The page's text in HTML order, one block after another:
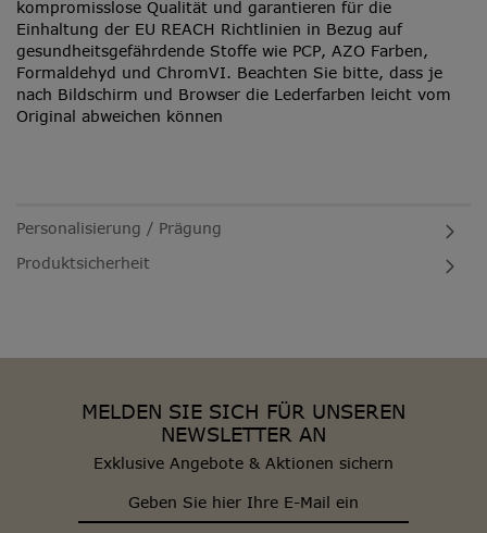
kompromisslose Qualität und garantieren für die
Einhaltung der EU REACH Richtlinien in Bezug auf
gesundheitsgefährdende Stoffe wie PCP, AZO Farben,
Formaldehyd und ChromVI. Beachten Sie bitte, dass je
nach Bildschirm und Browser die Lederfarben leicht vom
Original abweichen können
Personalisierung / Prägung
Produktsicherheit
MELDEN SIE SICH FÜR UNSEREN
NEWSLETTER AN
Exklusive Angebote & Aktionen sichern